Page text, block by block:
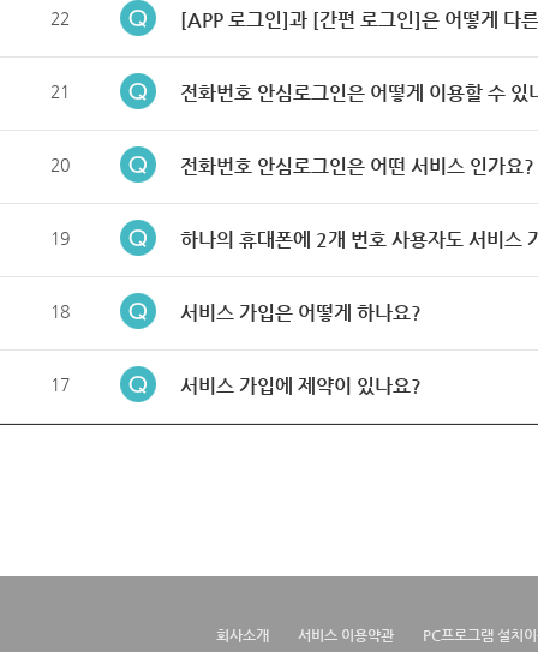
22 [APP 로그인]과 [간편 로그인]은 어떻게 다
21 전화번호 안심로그인은 어떻게 이용할 수 있
20 전화번호 안심로그인은 어떤 서비스 인가요?
19 하나의 휴대폰에 2개 번호 사용자도 서비스
18 서비스 가입은 어떻게 하나요?
17 서비스 가입에 제약이 있나요?
회사소개 서비스 이용약관 PC프로그램 설치